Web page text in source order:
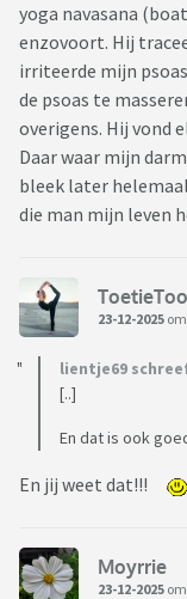
yoga navasana
enzovoort. Hij
irriteerde mijn
de psoas te
overigens. Hij vond
Daar waar mijn
bleek later
die man mijn leven
23-12-2025
lientje69
[..]
En dat is ook
En jij weet dat!!!
Moyrrie
23-12-2025